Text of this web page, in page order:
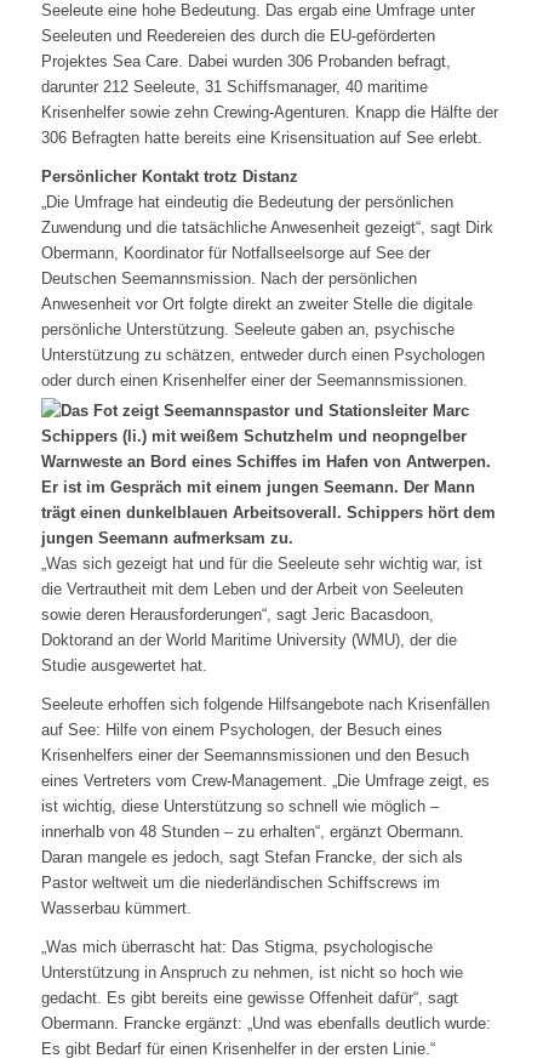
Seeleute eine hohe Bedeutung. Das ergab eine Umfrage unter
Seeleuten und Reedereien des durch die EU-geförderten
Projektes Sea Care. Dabei wurden 306 Probanden befragt,
darunter 212 Seeleute, 31 Schiffsmanager, 40 maritime
Krisenhelfer sowie zehn Crewing-Agenturen. Knapp die Hälfte der
306 Befragten hatte bereits eine Krisensituation auf See erlebt.
Persönlicher Kontakt trotz Distanz
„Die Umfrage hat eindeutig die Bedeutung der persönlichen
Zuwendung und die tatsächliche Anwesenheit gezeigt“, sagt Dirk
Obermann, Koordinator für Notfallseelsorge auf See der
Deutschen Seemannsmission. Nach der persönlichen
Anwesenheit vor Ort folgte direkt an zweiter Stelle die digitale
persönliche Unterstützung. Seeleute gaben an, psychische
Unterstützung zu schätzen, entweder durch einen Psychologen
oder durch einen Krisenhelfer einer der Seemannsmissionen.
„Was sich gezeigt hat und für die Seeleute sehr wichtig war, ist
die Vertrautheit mit dem Leben und der Arbeit von Seeleuten
sowie deren Herausforderungen“, sagt Jeric Bacasdoon,
Doktorand an der World Maritime University (WMU), der die
Studie ausgewertet hat.
Seeleute erhoffen sich folgende Hilfsangebote nach Krisenfällen
auf See: Hilfe von einem Psychologen, der Besuch eines
Krisenhelfers einer der Seemannsmissionen und den Besuch
eines Vertreters vom Crew-Management. „Die Umfrage zeigt, es
ist wichtig, diese Unterstützung so schnell wie möglich –
innerhalb von 48 Stunden – zu erhalten“, ergänzt Obermann.
Daran mangele es jedoch, sagt Stefan Francke, der sich als
Pastor weltweit um die niederländischen Schiffscrews im
Wasserbau kümmert.
„Was mich überrascht hat: Das Stigma, psychologische
Unterstützung in Anspruch zu nehmen, ist nicht so hoch wie
gedacht. Es gibt bereits eine gewisse Offenheit dafür“, sagt
Obermann. Francke ergänzt: „Und was ebenfalls deutlich wurde:
Es gibt Bedarf für einen Krisenhelfer in der ersten Linie.“